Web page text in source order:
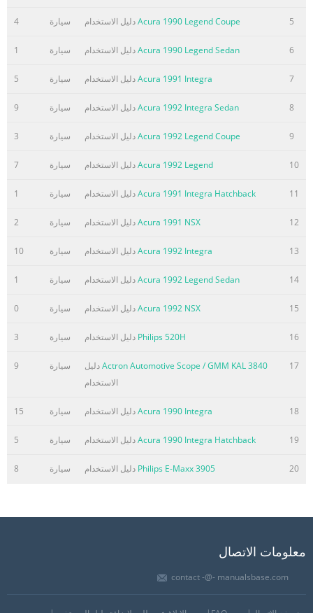
5
Acura 1990 Legend Coupeدليل الاستخدام سيارة 4
6
Acura 1990 Legend Sedanدليل الاستخدام سيارة 1
7
Acura 1991 Integraدليل الاستخدام سيارة 5
8
Acura 1992 Integra Sedanدليل الاستخدام سيارة 9
9
Acura 1992 Legend Coupeدليل الاستخدام سيارة 3
10
Acura 1992 Legendدليل الاستخدام سيارة 7
11
Acura 1991 Integra Hatchbackدليل الاستخدام سيارة 1
12
Acura 1991 NSXدليل الاستخدام سيارة 2
13
Acura 1992 Integraدليل الاستخدام سيارة 10
14
Acura 1992 Legend Sedanدليل الاستخدام سيارة 1
15
Acura 1992 NSXدليل الاستخدام سيارة 0
16
Philips 520H دليل الاستخدام سيارة 3
17
Actron Automotive Scope / GMM KAL 3840دليل
الاستخدام
سيارة 9
18
Acura 1990 Integraدليل الاستخدام سيارة 15
19
Acura 1990 Integra Hatchbackدليل الاستخدام سيارة 5
20
Philips E-Maxx 3905 دليل الاستخدام سيارة 8
معلومات الاتصال
contact -@- manualsbase.com